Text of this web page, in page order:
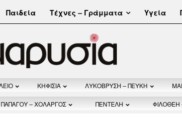
Παιδεία Τέχνες – Γράμματα Υγεία
ΚΗΦΙΣΙΑ ΛΥΚΟΒΡΥΣΗ – ΠΕΥΚΗ
ΠΑΠΑΓΟΥ – ΧΟΛΑΡΓΟΣ ΠΕΝΤΕΛΗ ΦΙΛΟΘΕΗ